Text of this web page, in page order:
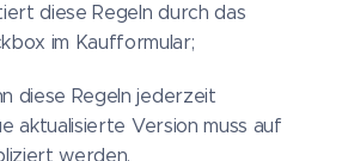
diese Regeln durch das
im Kaufformular;
diese Regeln jederzeit
aktualisierte Version muss auf
werden.